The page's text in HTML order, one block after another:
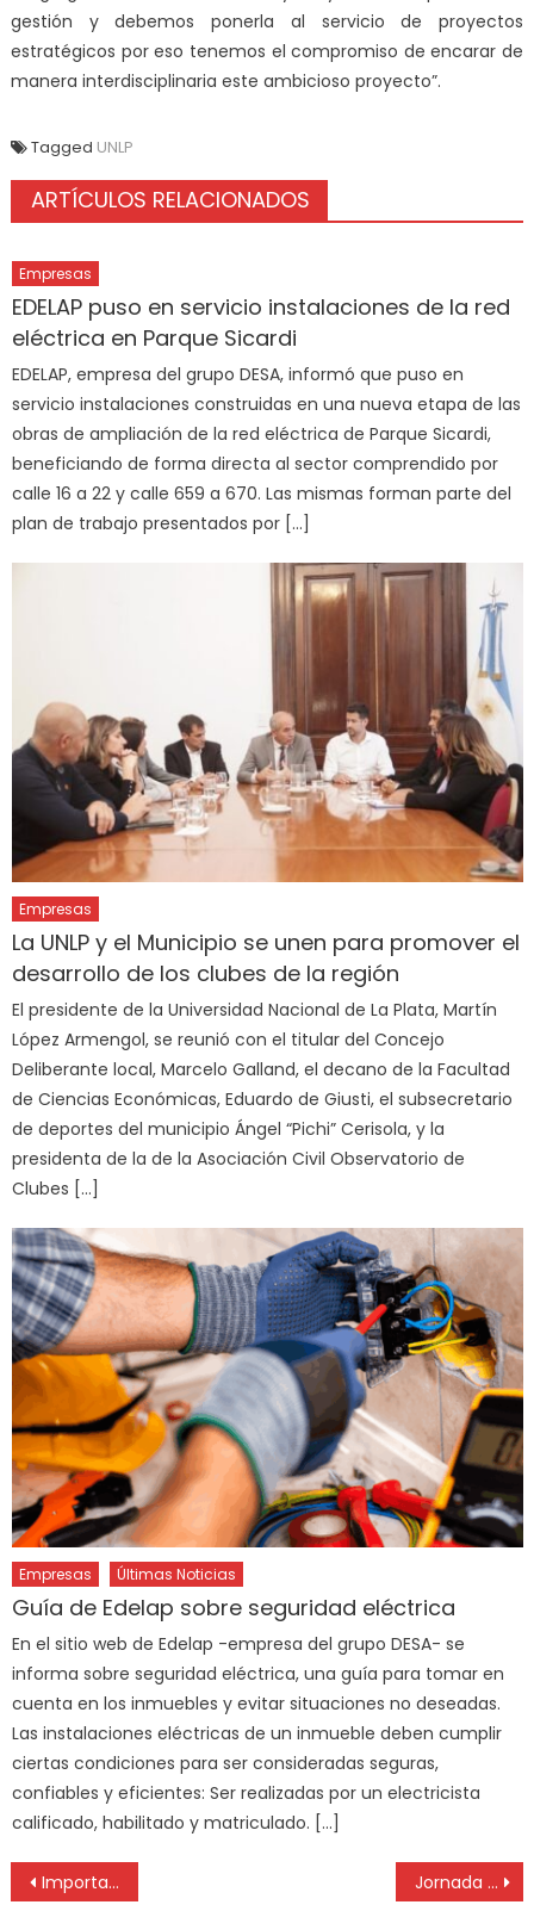
gestión y debemos ponerla al servicio de proyectos
estratégicos por eso tenemos el compromiso de encarar de
manera interdisciplinaria este ambicioso proyecto”.
Tagged UNLP
ARTÍCULOS RELACIONADOS
Empresas
EDELAP puso en servicio instalaciones de la red
eléctrica en Parque Sicardi
EDELAP, empresa del grupo DESA, informó que puso en
servicio instalaciones construidas en una nueva etapa de las
obras de ampliación de la red eléctrica de Parque Sicardi,
beneficiando de forma directa al sector comprendido por
calle 16 a 22 y calle 659 a 670. Las mismas forman parte del
plan de trabajo presentados por […]
Empresas
La UNLP y el Municipio se unen para promover el
desarrollo de los clubes de la región
El presidente de la Universidad Nacional de La Plata, Martín
López Armengol, se reunió con el titular del Concejo
Deliberante local, Marcelo Galland, el decano de la Facultad
de Ciencias Económicas, Eduardo de Giusti, el subsecretario
de deportes del municipio Ángel “Pichi” Cerisola, y la
presidenta de la de la Asociación Civil Observatorio de
Clubes […]
Empresas Últimas Noticias
Guía de Edelap sobre seguridad eléctrica
En el sitio web de Edelap -empresa del grupo DESA- se
informa sobre seguridad eléctrica, una guía para tomar en
cuenta en los inmuebles y evitar situaciones no deseadas.
Las instalaciones eléctricas de un inmueble deben cumplir
ciertas condiciones para ser consideradas seguras,
confiables y eficientes: Ser realizadas por un electricista
calificado, habilitado y matriculado. […]
Importante aporte de un joven ingeniero platense sobre subproductos de la industria del biodiésel Jornada conmemorativa del Día Internacional de la Mujer en el Colegio de la Abogacía de La Plata